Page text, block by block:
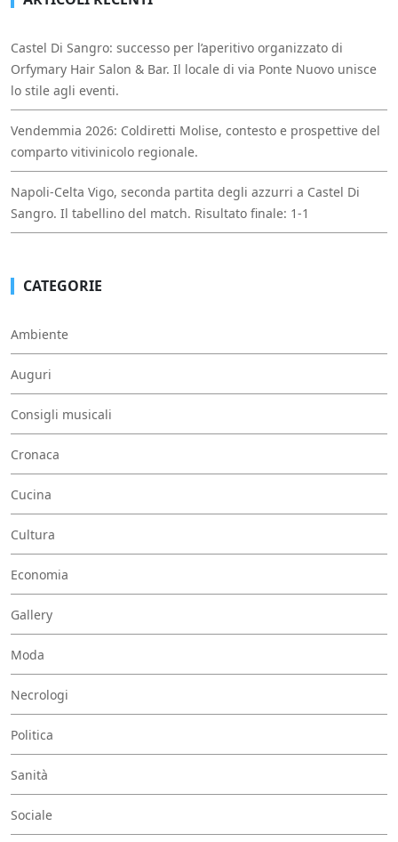
Castel Di Sangro: successo per l’aperitivo organizzato di
Orfymary Hair Salon & Bar. Il locale di via Ponte Nuovo unisce
lo stile agli eventi.
Vendemmia 2026: Coldiretti Molise, contesto e prospettive del
comparto vitivinicolo regionale.
Napoli-Celta Vigo, seconda partita degli azzurri a Castel Di
Sangro. Il tabellino del match. Risultato finale: 1-1
CATEGORIE
Ambiente
Auguri
Consigli musicali
Cronaca
Cucina
Cultura
Economia
Gallery
Moda
Necrologi
Politica
Sanità
Sociale